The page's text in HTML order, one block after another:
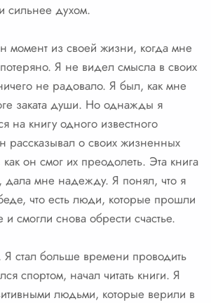
сильнее духом.
момент из своей жизни, когда мне
потеряно. Я не видел смысла в своих
не радовало. Я был, как мне
заката души. Но однажды я
на книгу одного известного
рассказывал о своих жизненных
как он смог их преодолеть. Эта книга
дала мне надежду. Я понял, что я
что есть люди, которые прошли
смогли снова обрести счастье.
Я стал больше времени проводить
спортом, начал читать книги. Я
людьми, которые верили в